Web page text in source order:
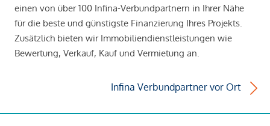
einen von über 100 Infina-Verbundpartnern in Ihrer Nähe
für die beste und günstigste Finanzierung Ihres Projekts.
Zusätzlich bieten wir Immobiliendienstleistungen wie
Bewertung, Verkauf, Kauf und Vermietung an.
Infina Verbundpartner vor Ort